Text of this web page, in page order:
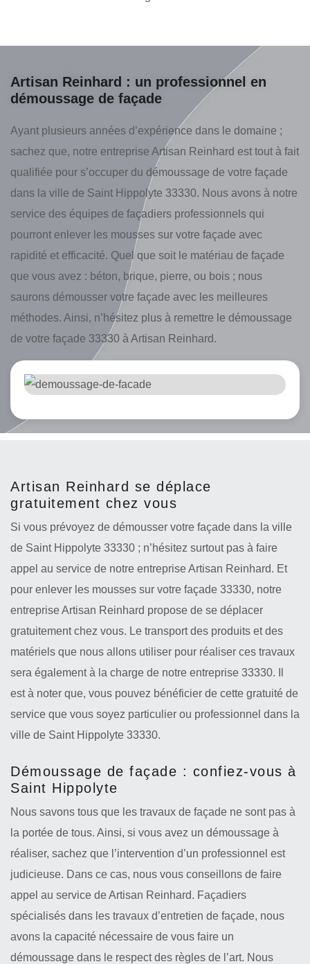
Artisan Reinhard : un professionnel en
démoussage de façade
Ayant plusieurs années d’expérience dans le domaine ;
sachez que, notre entreprise Artisan Reinhard est tout à fait
qualifiée pour s’occuper du démoussage de votre façade
dans la ville de Saint Hippolyte 33330. Nous avons à notre
service des équipes de façadiers professionnels qui
pourront enlever les mousses sur votre façade avec
rapidité et efficacité. Quel que soit le matériau de façade
que vous avez : béton, brique, pierre, ou bois ; nous
saurons démousser votre façade avec les meilleures
méthodes. Ainsi, n’hésitez plus à remettre le démoussage
de votre façade 33330 à Artisan Reinhard.
Artisan Reinhard se déplace
gratuitement chez vous
Si vous prévoyez de démousser votre façade dans la ville
de Saint Hippolyte 33330 ; n’hésitez surtout pas à faire
appel au service de notre entreprise Artisan Reinhard. Et
pour enlever les mousses sur votre façade 33330, notre
entreprise Artisan Reinhard propose de se déplacer
gratuitement chez vous. Le transport des produits et des
matériels que nous allons utiliser pour réaliser ces travaux
sera également à la charge de notre entreprise 33330. Il
est à noter que, vous pouvez bénéficier de cette gratuité de
service que vous soyez particulier ou professionnel dans la
ville de Saint Hippolyte 33330.
Démoussage de façade : confiez-vous à
Saint Hippolyte
Nous savons tous que les travaux de façade ne sont pas à
la portée de tous. Ainsi, si vous avez un démoussage à
réaliser, sachez que l’intervention d’un professionnel est
judicieuse. Dans ce cas, nous vous conseillons de faire
appel au service de Artisan Reinhard. Façadiers
spécialisés dans les travaux d’entretien de façade, nous
avons la capacité nécessaire de vous faire un
démoussage dans le respect des règles de l’art. Nous